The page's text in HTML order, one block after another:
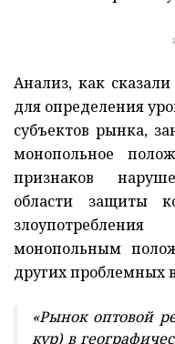
Анализ, как
для определения
субъектов рынка,
монопольное
признаков
области защиты
монопольным
других проблемных
«Рынок оптовой
кур) в